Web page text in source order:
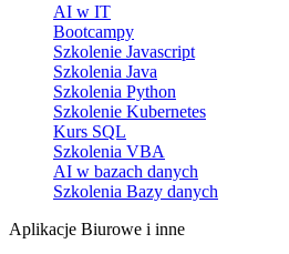
AI w IT
Bootcampy
Szkolenie Javascript
Szkolenia Java
Szkolenia Python
Szkolenie Kubernetes
Kurs SQL
Szkolenia VBA
AI w bazach danych
Szkolenia Bazy danych
Aplikacje Biurowe i inne